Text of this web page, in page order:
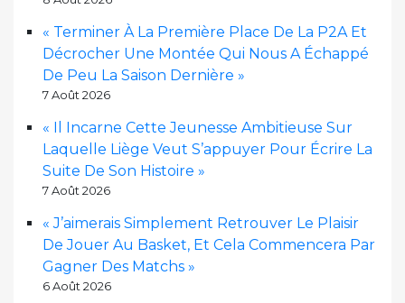
« Terminer À La Première Place De La P2A Et
Décrocher Une Montée Qui Nous A Échappé
De Peu La Saison Dernière »
7 Août 2026
« Il Incarne Cette Jeunesse Ambitieuse Sur
Laquelle Liège Veut S’appuyer Pour Écrire La
Suite De Son Histoire »
7 Août 2026
« J’aimerais Simplement Retrouver Le Plaisir
De Jouer Au Basket, Et Cela Commencera Par
Gagner Des Matchs »
6 Août 2026